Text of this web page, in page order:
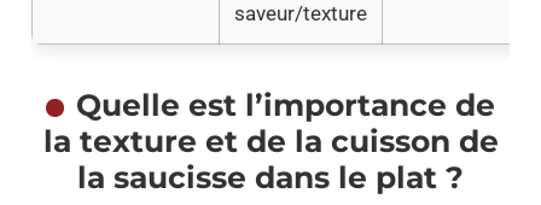
saveur/texture
Quelle est l’importance de
la texture et de la cuisson de
la saucisse dans le plat ?